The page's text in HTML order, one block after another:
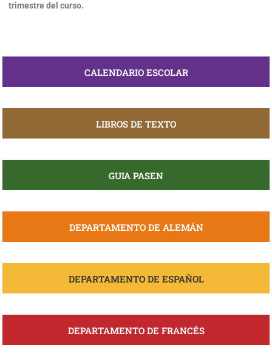
trimestre del curso.
CALENDARIO ESCOLAR
LIBROS DE TEXTO
GUIA PASEN
DEPARTAMENTO DE ALEMÁN
DEPARTAMENTO DE ESPAÑOL
DEPARTAMENTO DE FRANCÉS